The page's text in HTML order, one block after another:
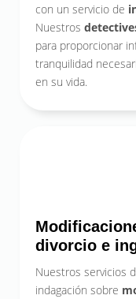
con un servicio de
Nuestros
para proporcionar
tranquilidad
en su vida.
divorcio e
Nuestros servicios
indagación sobre